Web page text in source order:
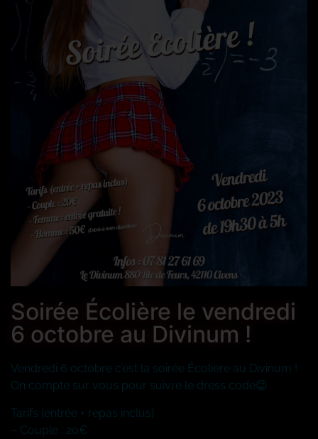
Soirée Écolière le vendredi
6 octobre au Divinum !
Vendredi 6 octobre c’est la soirée Écolière au Divinum !
On compte sur vous pour suivre le dress code😉
Tarifs (entrée + repas inclus)
– Couple : 20€